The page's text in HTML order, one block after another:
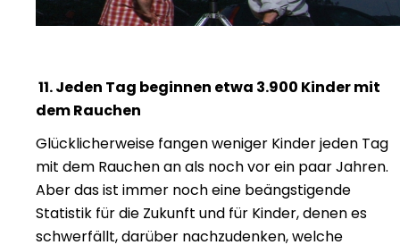
11. Jeden Tag beginnen etwa 3.900 Kinder mit
dem Rauchen
Glücklicherweise fangen weniger Kinder jeden Tag
mit dem Rauchen an als noch vor ein paar Jahren.
Aber das ist immer noch eine beängstigende
Statistik für die Zukunft und für Kinder, denen es
schwerfällt, darüber nachzudenken, welche